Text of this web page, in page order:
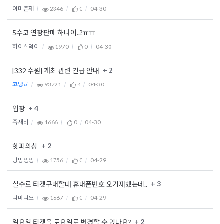
이미존재 2346 0 04-30
5수코 연장판매 하나여..?ㅠㅠ
하이십덕이 1970 0 04-30
[332 수원] 개최 관련 긴급 안내 + 2
코냥oi 93721 4 04-30
입장 + 4
족재비 1666 0 04-30
핫피의상 + 2
밍밍잉잉 1756 0 04-29
실수로 티켓구매할때 휴대폰번호 오기재했는데.. + 3
리마리오 1667 0 04-29
일요일 티켓을 토요일로 변경할 수 있나요? + 2